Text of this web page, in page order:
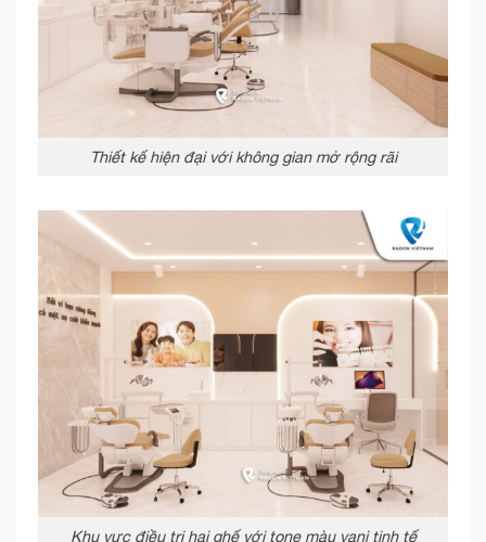
Thiết kế hiện đại với không gian mở rộng rãi
Khu vực điều trị hai ghế với tone màu vani tinh tế